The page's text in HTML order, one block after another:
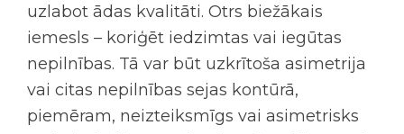
uzlabot ādas kvalitāti. Otrs biežākais
iemesls – koriģēt iedzimtas vai iegūtas
nepilnības. Tā var būt uzkrītoša asimetrija
vai citas nepilnības sejas kontūrā,
piemēram, neizteiksmīgs vai asimetrisks